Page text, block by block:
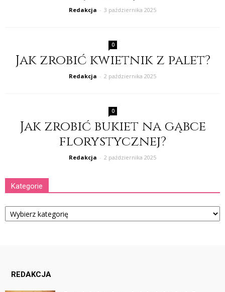
Redakcja - 3 października 2025
0
Jak zrobić kwietnik z palet?
Redakcja - 2 października 2025
0
Jak zrobić bukiet na gąbce
florystycznej?
Redakcja - 2 października 2025
Kategorie
Kategorie
REDAKCJA